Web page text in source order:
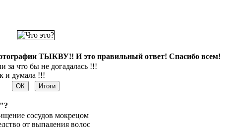
ТЫКВУ!! И это правильный ответ! Спасибо всем!
за что бы не догадалась !!!
и думала !!!
сосудов мокрецом
от выпадения волос